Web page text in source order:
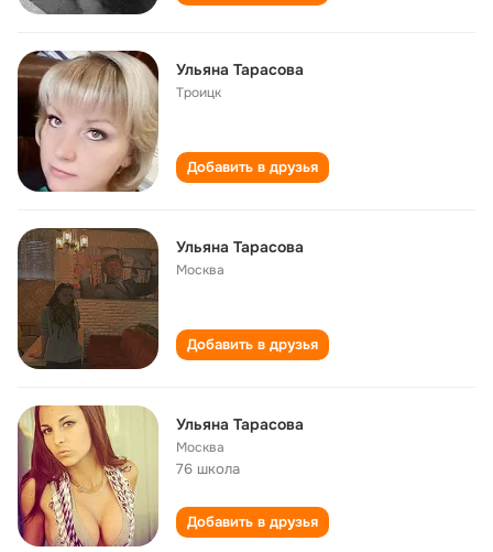
Ульяна Тарасова
Троицк
Добавить в друзья
Ульяна Тарасова
Москва
Добавить в друзья
Ульяна Тарасова
Москва
76 школа
Добавить в друзья